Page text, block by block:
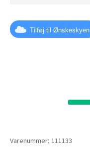
Tilføj til Ønskeskyen
Varenummer: 111133